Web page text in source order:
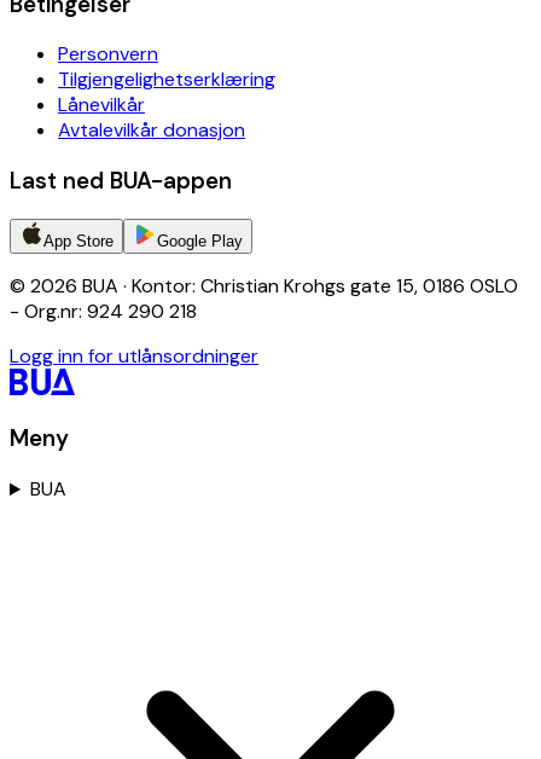
Personvern
Tilgjengelighetserklæring
Lånevilkår
Avtalevilkår donasjon
Last ned BUA-appen
App Store Google Play
© 2026 BUA · Kontor: Christian Krohgs gate 15, 0186 OSLO
- Org.nr: 924 290 218
Logg inn for utlånsordninger
Meny
BUA